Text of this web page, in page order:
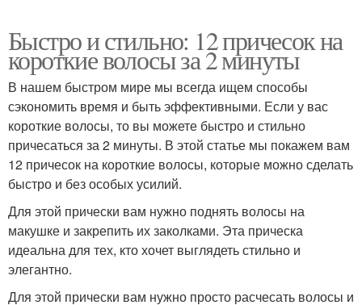
Быстро и стильно: 12 причесок на
короткие волосы за 2 минуты
В нашем быстром мире мы всегда ищем способы
сэкономить время и быть эффективными. Если у вас
короткие волосы, то вы можете быстро и стильно
причесаться за 2 минуты. В этой статье мы покажем вам
12 причесок на короткие волосы, которые можно сделать
быстро и без особых усилий.
Для этой прически вам нужно поднять волосы на
макушке и закрепить их заколками. Эта прическа
идеальна для тех, кто хочет выглядеть стильно и
элегантно.
Для этой прически вам нужно просто расчесать волосы и